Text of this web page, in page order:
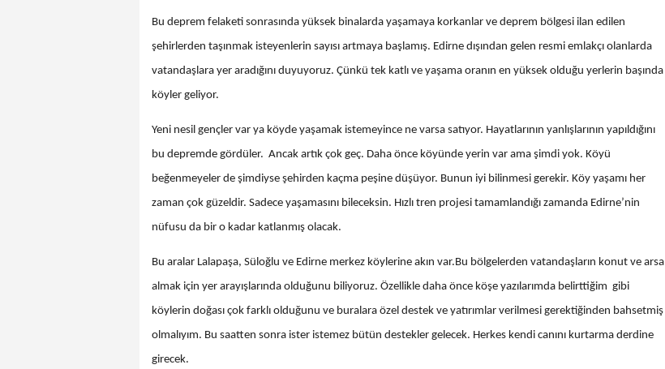
Bu deprem felaketi sonrasında yüksek binalarda yaşamaya korkanlar ve deprem bölgesi ilan edilen
şehirlerden taşınmak isteyenlerin sayısı artmaya başlamış. Edirne dışından gelen resmi emlakçı olanlarda
vatandaşlara yer aradığını duyuyoruz. Çünkü tek katlı ve yaşama oranın en yüksek olduğu yerlerin başında
köyler geliyor.
Yeni nesil gençler var ya köyde yaşamak istemeyince ne varsa satıyor. Hayatlarının yanlışlarının yapıldığını
bu depremde gördüler. Ancak artık çok geç. Daha önce köyünde yerin var ama şimdi yok. Köyü
beğenmeyeler de şimdiyse şehirden kaçma peşine düşüyor. Bunun iyi bilinmesi gerekir. Köy yaşamı her
zaman çok güzeldir. Sadece yaşamasını bileceksin. Hızlı tren projesi tamamlandığı zamanda Edirne’nin
nüfusu da bir o kadar katlanmış olacak.
Bu aralar Lalapaşa, Süloğlu ve Edirne merkez köylerine akın var.Bu bölgelerden vatandaşların konut ve arsa
almak için yer arayışlarında olduğunu biliyoruz. Özellikle daha önce köşe yazılarımda belirttiğim gibi
köylerin doğası çok farklı olduğunu ve buralara özel destek ve yatırımlar verilmesi gerektiğinden bahsetmiş
olmalıyım. Bu saatten sonra ister istemez bütün destekler gelecek. Herkes kendi canını kurtarma derdine
girecek.
YEŞİM DRAMALI
İYİ PARTİLİ
BAŞKANI MI?
M.Bahadır Zeytin
İNTERNET
ŞİFRELERİNİZE
DİKKAT
HESAPLARINIZ